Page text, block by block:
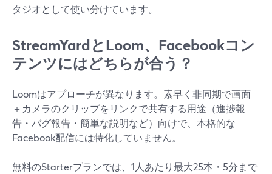
タジオとして使い分けています。
StreamYardとLoom、Facebookコン
テンツにはどちらが合う？
Loomはアプローチが異なります。素早く非同期で画面
＋カメラのクリップをリンクで共有する用途（進捗報
告・バグ報告・簡単な説明など）向けで、本格的な
Facebook配信には特化していません。
無料のStarterプランでは、1人あたり最大25本・5分まで